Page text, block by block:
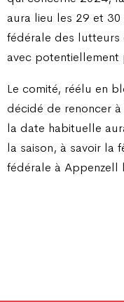
aura lieu les 29 et 30
fédérale des lutteurs
avec potentiellement
Le comité, réélu en
décidé de renoncer
la date habituelle
la saison, à savoir la
fédérale à Appenzell